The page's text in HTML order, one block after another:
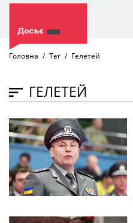
Головна Тег Гелетей
ГЕЛЕТЕЙ
" />